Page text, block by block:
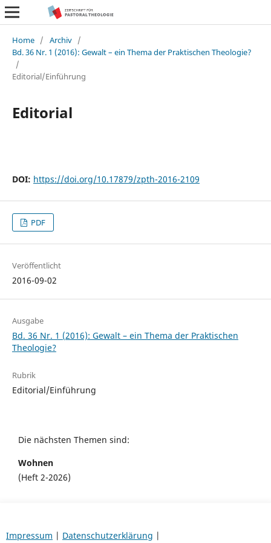
Home / Archiv /
Bd. 36 Nr. 1 (2016): Gewalt – ein Thema der Praktischen Theologie?
/
Editorial/Einführung
Editorial
DOI: https://doi.org/10.17879/zpth-2016-2109
PDF
Veröffentlicht
2016-09-02
Ausgabe
Bd. 36 Nr. 1 (2016): Gewalt – ein Thema der Praktischen
Theologie?
Rubrik
Editorial/Einführung
Die nächsten Themen sind:
Wohnen
(Heft 2-2026)
Impressum | Datenschutzerklärung |